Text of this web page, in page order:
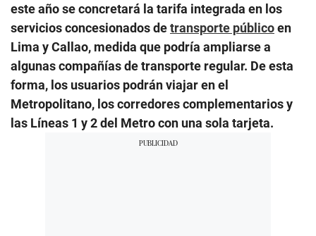
este año se concretará la tarifa integrada en los
servicios concesionados detransporte públicoen
Lima y Callao, medida que podría ampliarse a
algunas compañías de transporte regular. De esta
forma, los usuarios podrán viajar en el
Metropolitano, los corredores complementarios y
las Líneas 1 y 2 del Metro con una sola tarjeta.